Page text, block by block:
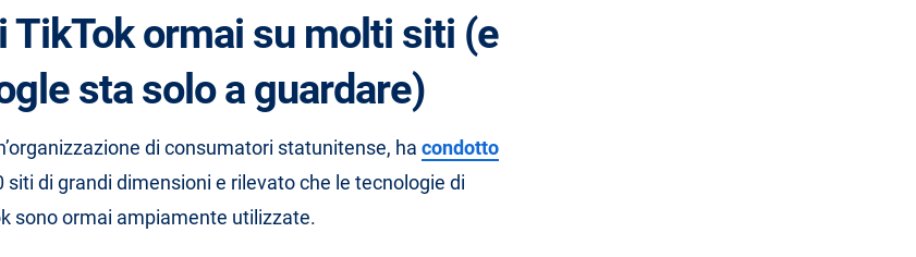
TikTok ormai su molti siti (e
sta solo a guardare)
di consumatori statunitense, ha condotto
siti di grandi dimensioni e rilevato che le tecnologie di
sono ormai ampiamente utilizzate.